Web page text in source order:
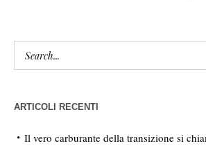
ARTICOLI RECENTI
Il vero carburante della transizione si